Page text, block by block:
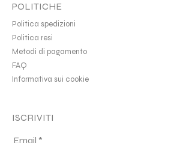
POLITICHE
Politica spedizioni
Politica resi
Metodi di pagamento
FAQ
Informativa sui cookie
ISCRIVITI
Email